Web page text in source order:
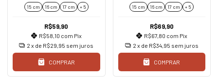
Senhora das Graças e
Espírito Santo
15 cm 16 cm 17 cm + 5
R$59,90
R$58,10 com Pix
2 x de R$29,95 sem juros
COMPRAR
Senhora das Graças
15 cm 16 cm 17 cm + 5
R$69,90
R$67,80 com Pix
2 x de R$34,95 sem juros
COMPRAR